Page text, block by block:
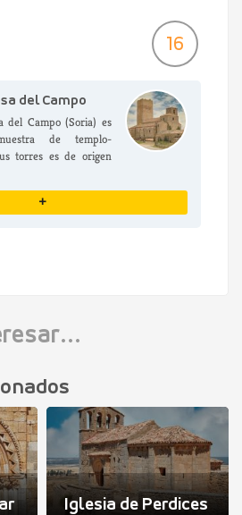
16
del Campo
del Campo (Soria) es
de templo-
torres es de origen
+
Iglesia de Perdices